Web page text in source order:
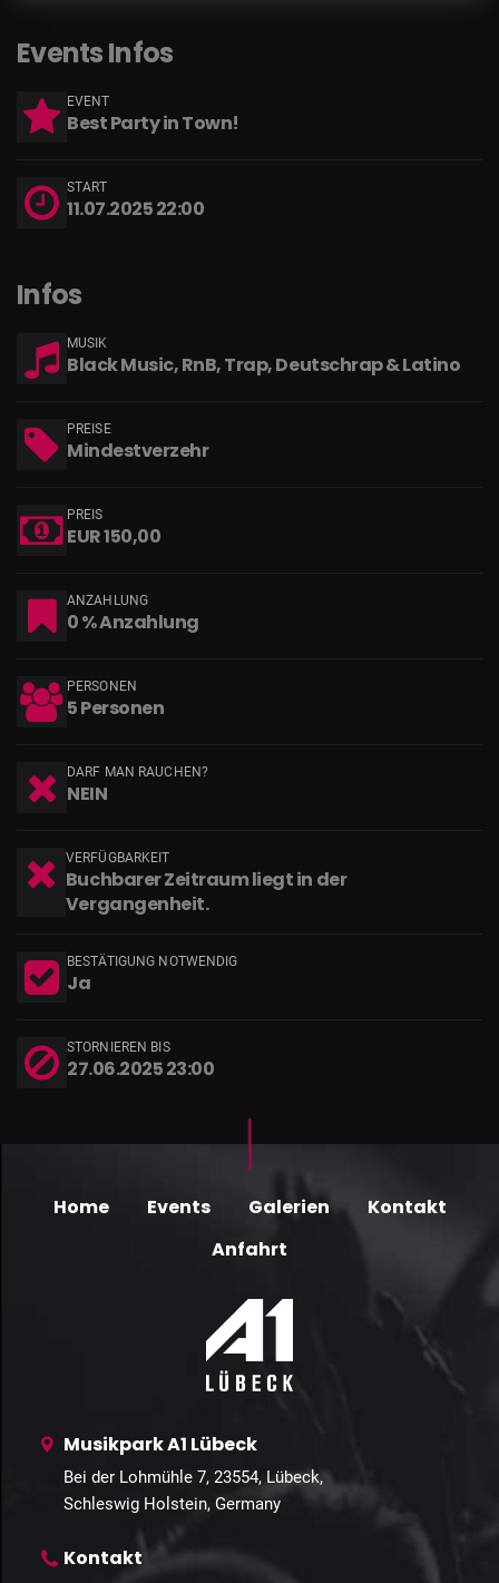
Events Infos
EVENT
Best Party in Town!
START
11.07.2025 22:00
Infos
MUSIK
Black Music, RnB, Trap, Deutschrap & Latino
PREISE
Mindestverzehr
PREIS
EUR 150,00
ANZAHLUNG
0 % Anzahlung
PERSONEN
5 Personen
DARF MAN RAUCHEN?
NEIN
VERFÜGBARKEIT
Buchbarer Zeitraum liegt in der
Vergangenheit.
BESTÄTIGUNG NOTWENDIG
Ja
STORNIEREN BIS
27.06.2025 23:00
Home Events Galerien
Kontakt
Anfahrt
Musikpark A1 Lübeck
Bei der Lohmühle 7, 23554, Lübeck,
Schleswig Holstein, Germany
Kontakt